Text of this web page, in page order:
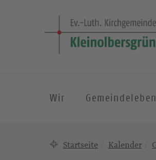
Wir Gemeindeleben
Startseite Kalender